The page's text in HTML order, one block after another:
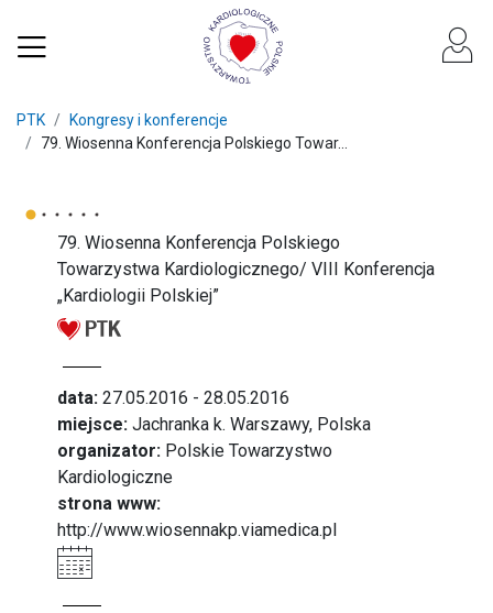
PTK
Kongresy i konferencje
79. Wiosenna Konferencja Polskiego Towar...
79. Wiosenna Konferencja Polskiego
Towarzystwa Kardiologicznego/ VIII Konferencja
„Kardiologii Polskiej”
data: 27.05.2016 - 28.05.2016
miejsce: Jachranka k. Warszawy, Polska
organizator: Polskie Towarzystwo
Kardiologiczne
strona www:
http://www.wiosennakp.viamedica.pl